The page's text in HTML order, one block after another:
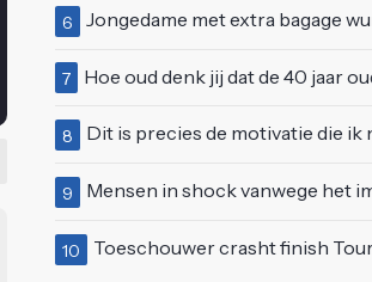
6 Jongedame met extra bagage wurmt zich tegen de
7 Hoe oud denk jij dat de 40 jaar oudere vriend
8 Dit is precies de motivatie die ik
9 Mensen in shock vanwege het imposante
10 Toeschouwer crasht finish Tour de France,